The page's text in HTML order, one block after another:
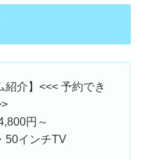
紹介】<<< 予約でき
円～
50インチTV